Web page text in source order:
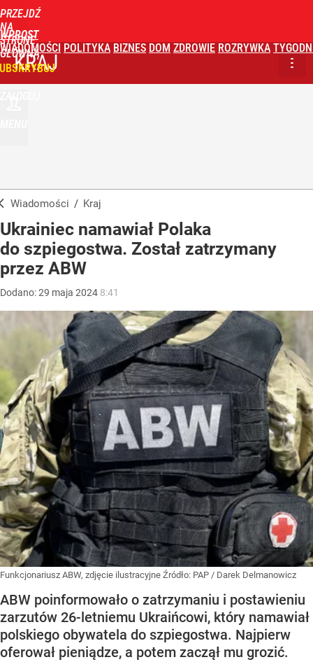
PRZEJDŹ
NA
STRONĘ
GŁÓWNĄ
WPROST
WIADOMOŚCI POLITYKA BIZNES DOM ZDROWIE ROZRYWKA
KRAJ
Wiadomości / Kraj
Ukrainiec namawiał Polaka
do szpiegostwa. Został zatrzymany
przez ABW
Dodano:29 maja 2024 8:41
Funkcjonariusz ABW, zdjęcie ilustracyjne Źródło: PAP / Darek Delmanowicz
ABW poinformowało o zatrzymaniu i postawieniu
zarzutów 26-letniemu Ukraińcowi, który namawiał
polskiego obywatela do szpiegostwa. Najpierw
oferował pieniądze, a potem zaczął mu grozić.